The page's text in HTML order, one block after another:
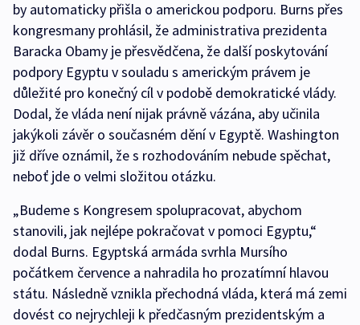
by automaticky přišla o americkou podporu. Burns přes
kongresmany prohlásil, že administrativa prezidenta
Baracka Obamy je přesvědčena, že další poskytování
podpory Egyptu v souladu s americkým právem je
důležité pro konečný cíl v podobě demokratické vlády.
Dodal, že vláda není nijak právně vázána, aby učinila
jakýkoli závěr o současném dění v Egyptě. Washington
již dříve oznámil, že s rozhodováním nebude spěchat,
neboť jde o velmi složitou otázku.
„Budeme s Kongresem spolupracovat, abychom
stanovili, jak nejlépe pokračovat v pomoci Egyptu,“
dodal Burns. Egyptská armáda svrhla Mursího
počátkem července a nahradila ho prozatímní hlavou
státu. Následně vznikla přechodná vláda, která má zemi
dovést co nejrychleji k předčasným prezidentským a